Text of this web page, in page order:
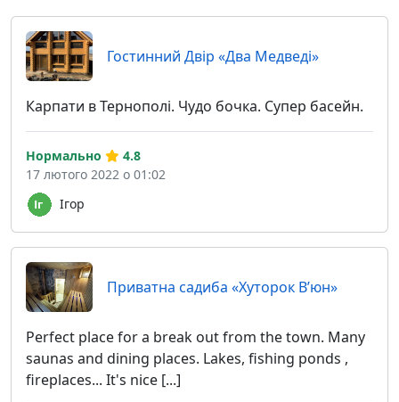
Гостинний Двір «Два Медведі»
Карпати в Тернополі. Чудо бочка. Супер басейн.
Ігор
Нормально
4.8
17 лютого 2022 о 01:02
Приватна садиба «Хуторок В’юн»
Perfect place for a break out from the town. Many
saunas and dining places. Lakes, fishing ponds ,
fireplaces... It's nice [...]